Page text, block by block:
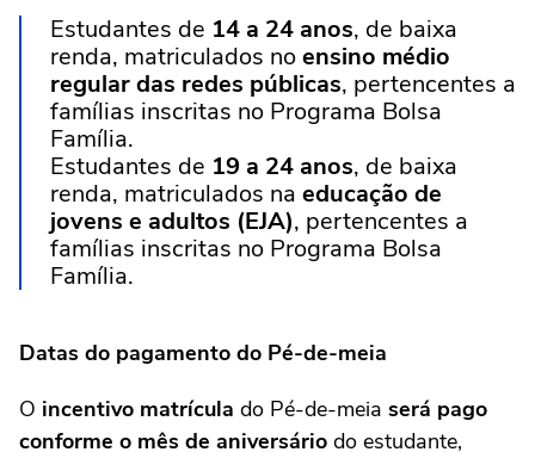
Estudantes de 14 a 24 anos, de baixa
renda, matriculados noensino médio
regular das redes públicas, pertencentes a
famílias inscritas no Programa Bolsa
Família.
Estudantes de 19 a 24 anos, de baixa
renda, matriculados na educação de
jovens e adultos (EJA), pertencentes a
famílias inscritas no Programa Bolsa
Família.
Datas do pagamento do Pé-de-meia
O incentivo matrícula do Pé-de-meia será pago
conforme o mês de aniversário do estudante,